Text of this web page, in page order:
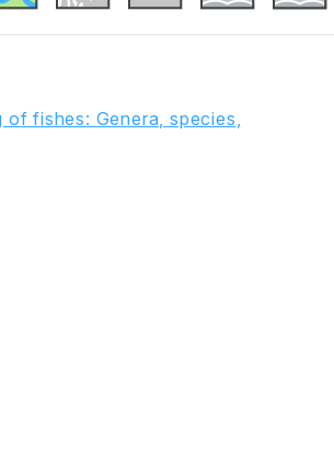
fishes: Genera, species,